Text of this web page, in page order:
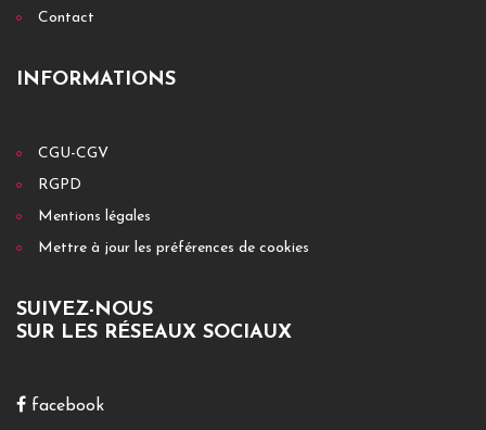
Contact
INFORMATIONS
CGU-CGV
RGPD
Mentions légales
Mettre à jour les préférences de cookies
SUIVEZ-NOUS
SUR LES RÉSEAUX SOCIAUX
facebook